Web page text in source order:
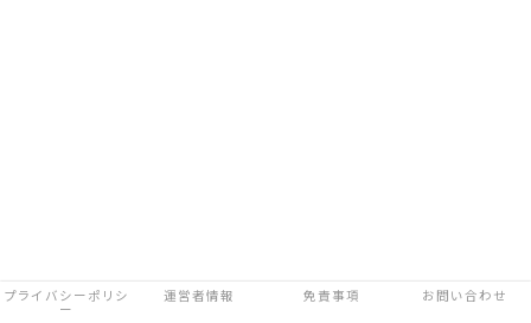
プライバシーポリシ
ー
運営者情報 免責事項 お問い合わせ